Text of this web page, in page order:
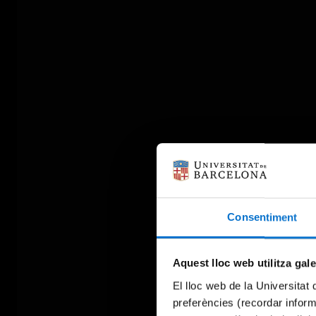
Consentiment
Aquest lloc web utilitza
El lloc web de la Universitat
preferències (recordar